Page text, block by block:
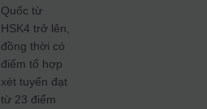
Quốc từ
HSK4 trở lên,
đồng thời có
điểm tổ hợp
xét tuyển đạt
từ 23 điểm